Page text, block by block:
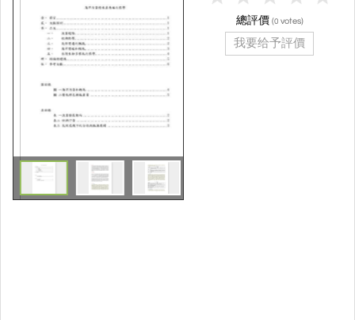
總評價 (0 votes)
我要给予評價